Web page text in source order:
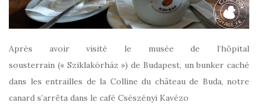
Après avoir visité le musée de l’hôpital
sousterrain (« Sziklakórház ») de Budapest, un bunker caché
dans les entrailles de la Colline du château de Buda, notre
canard s’arrêta dans le café Csészényi Kavézo